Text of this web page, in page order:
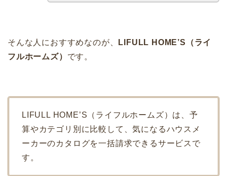
そんな人におすすめなのが、
LIFULL HOME’S（ライ
フルホームズ） です。
LIFULL HOME’S（ライフルホームズ）は、予
算やカテゴリ別に比較して、気になるハウスメ
ーカーのカタログを一括請求できるサービスで
す。